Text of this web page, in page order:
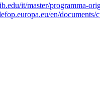
it/master/programma-
europa.eu/en/documents/